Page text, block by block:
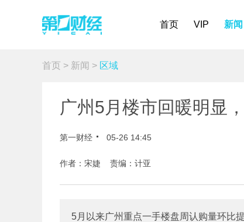
首页 VIP 新闻
首页 > 新闻 > 区域
广州5月楼市回暖明显
第一财经 05-26 14:45
作者：宋婕 责编：计亚
5月以来广州重点一手楼盘周认购量环比